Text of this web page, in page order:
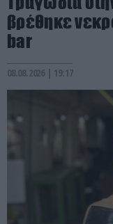
βρέθηκε
bar
08.08.2026 | 19:17